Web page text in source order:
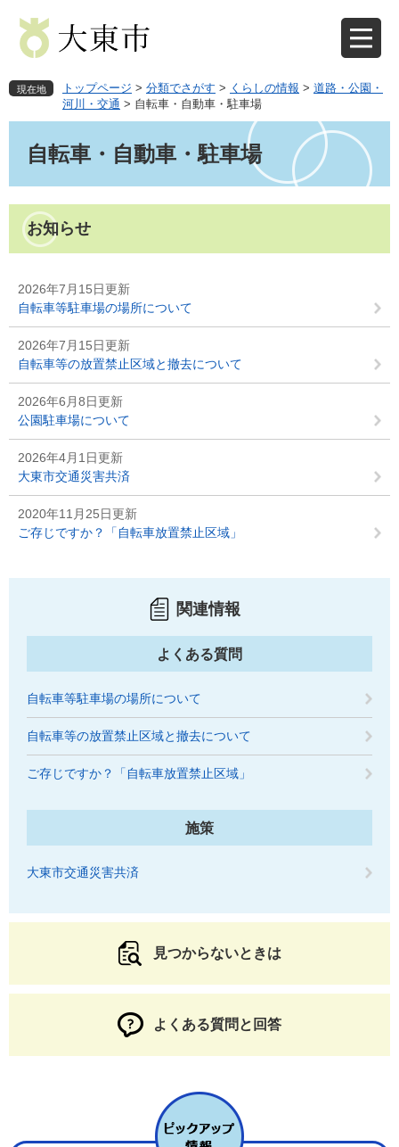
先
で
を
ば
現在地 トップページ > 分類でさがす > くらしの情報 > 道路・公園・
河川・交通 > 自転車・自動車・駐車場
自転車・自動車・駐車場
お知らせ
2026年7月15日更新
自転車等駐車場の場所について
2026年7月15日更新
自転車等の放置禁止区域と撤去について
2026年6月8日更新
公園駐車場について
2026年4月1日更新
大東市交通災害共済
2020年11月25日更新
ご存じですか？「自転車放置禁止区域」
関連情報
よくある質問
自転車等駐車場の場所について
自転車等の放置禁止区域と撤去について
ご存じですか？「自転車放置禁止区域」
施策
大東市交通災害共済
見つからないときは
よくある質問と回答